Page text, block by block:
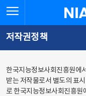
문
로
가
체
뉴
바
가
한국
저작권정책
한국지능정보사회진흥원에
받는 저작물로서 별도의 표
로 한국지능정보사회진흥원